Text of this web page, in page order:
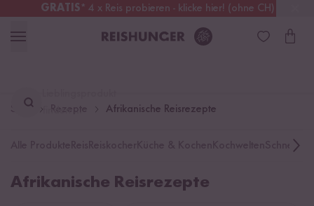
GRATIS* 4 x Reis probieren - klicke hier! (ohne CH)
Österreich Kostenloser Versand
finden ...
Start Afrikanische Reisrezepte
Schnelle
Afrikanische Reisrezepte